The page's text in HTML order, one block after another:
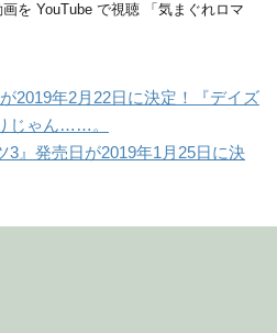
を YouTube で視聴 「気まぐれロマ
2019年2月22日に決定！『デイズ
じゃん……。
3』発売日が2019年1月25日に決